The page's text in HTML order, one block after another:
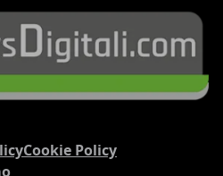
Cookie Policy